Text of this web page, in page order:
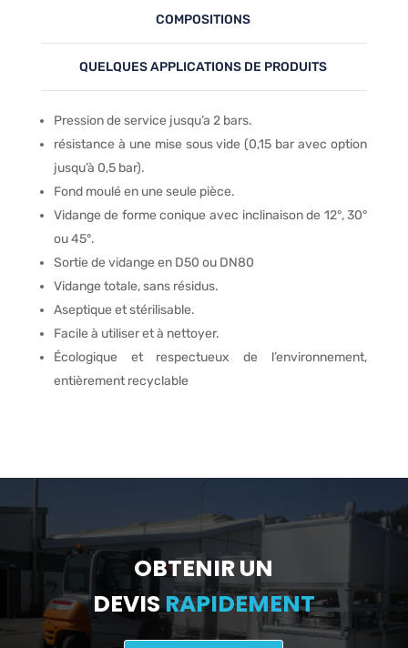
COMPOSITIONS
QUELQUES APPLICATIONS DE PRODUITS
Pression de service jusqu’a 2 bars.
résistance à une mise sous vide (0,15 bar avec option
jusqu’à 0,5 bar).
Fond moulé en une seule pièce.
Vidange de forme conique avec inclinaison de 12°, 30°
ou 45°.
Sortie de vidange en D50 ou DN80
Vidange totale, sans résidus.
Aseptique et stérilisable.
Facile à utiliser et à nettoyer.
Écologique et respectueux de l’environnement,
entièrement recyclable
OBTENIR UN
DEVISRAPIDEMENT